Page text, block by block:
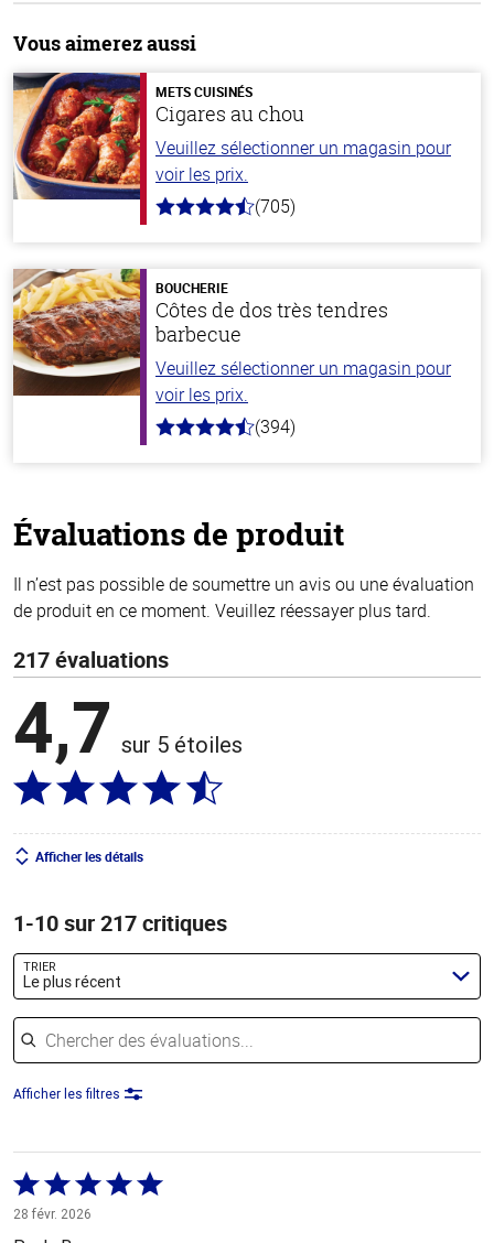
Vous aimerez aussi
METS CUISINÉS
Cigares au chou
Veuillez sélectionner un magasin pour
voir les prix.
4.6
stars
(705)
BOUCHERIE
Côtes de dos très tendres
barbecue
Veuillez sélectionner un magasin pour
voir les prix.
4.7
(394)
Évaluations de produit
Il n’est pas possible de soumettre un avis ou une évaluation
de produit en ce moment. Veuillez réessayer plus tard.
217 évaluations
4,7 sur 5 étoiles
Afficher les détails
1-10 sur 217 critiques
TRIER
Le plus récent
Chercher des évaluations
Afficher les filtres
Coté
5 sur
5
28 févr. 2026